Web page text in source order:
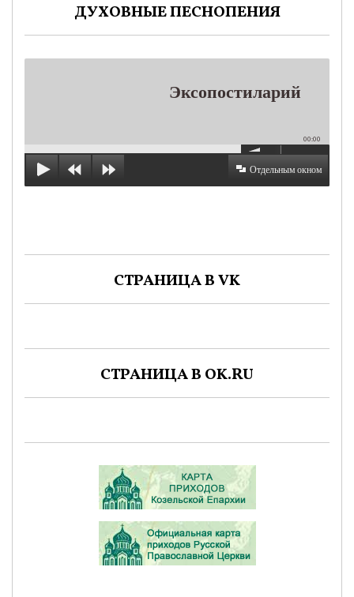
ДУХОВНЫЕ ПЕСНОПЕНИЯ
Эксопостиларий
00:00
Отдельным окном
СТРАНИЦА В VK
СТРАНИЦА В OK.RU